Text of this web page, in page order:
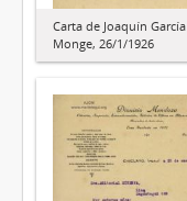
Carta de Joaquín García
Monge, 26/1/1926